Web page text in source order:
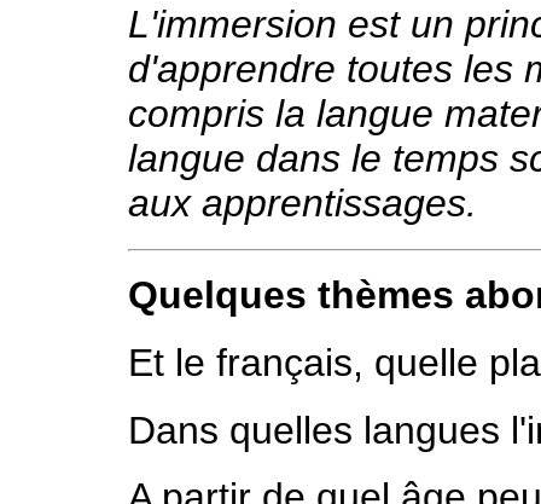
L'immersion est un
d'apprendre toutes les
compris la langue
langue dans le temps
aux apprentissages.
Quelques thèmes
Et le français, quelle
Dans quelles langues